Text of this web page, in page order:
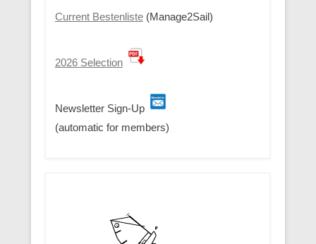
Current Bestenliste(Manage2Sail)
2026 Selection
Newsletter Sign-Up
(automatic for members)